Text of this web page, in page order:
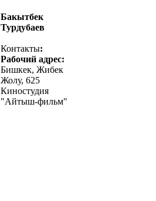
Бакытбек
Турдубаев
Контакты:
Рабочий адрес:
Бишкек, Жибек
Жолу, 625
Киностудия
"Айтыш-фильм"